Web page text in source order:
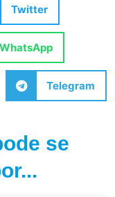
Twitter
WhatsApp
Telegram
se